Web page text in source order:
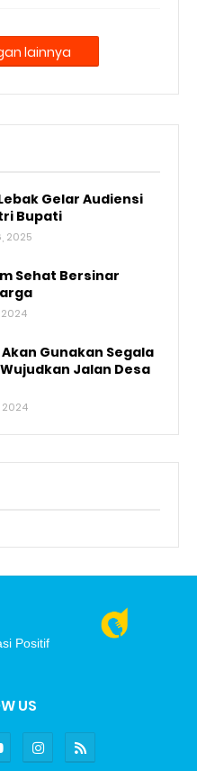
lainnya
Gelar Audiensi
Bupati
2025
Sehat Bersinar
2024
Gunakan Segala
Jalan Desa
2024
Positif
US